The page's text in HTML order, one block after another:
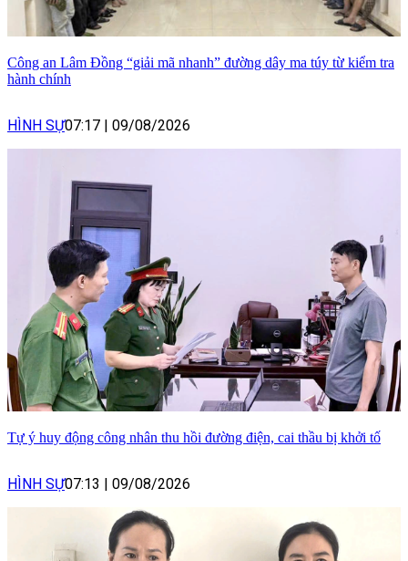
Công an Lâm Đồng “giải mã nhanh” đường dây ma túy từ kiểm tra
hành chính
HÌNH SỰ07:17 09/08/2026
Tự ý huy động công nhân thu hồi đường điện, cai thầu bị khởi tố
HÌNH SỰ07:13 09/08/2026